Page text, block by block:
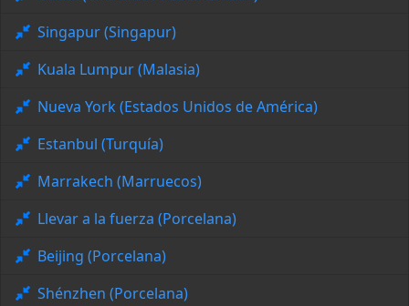
Singapur (Singapur)
Kuala Lumpur (Malasia)
Nueva York (Estados Unidos de América)
Estanbul (Turquía)
Marrakech (Marruecos)
Llevar a la fuerza (Porcelana)
Beijing (Porcelana)
Shénzhen (Porcelana)